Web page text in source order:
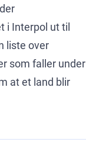
i Interpol ut til
liste over
som faller under
at et land blir